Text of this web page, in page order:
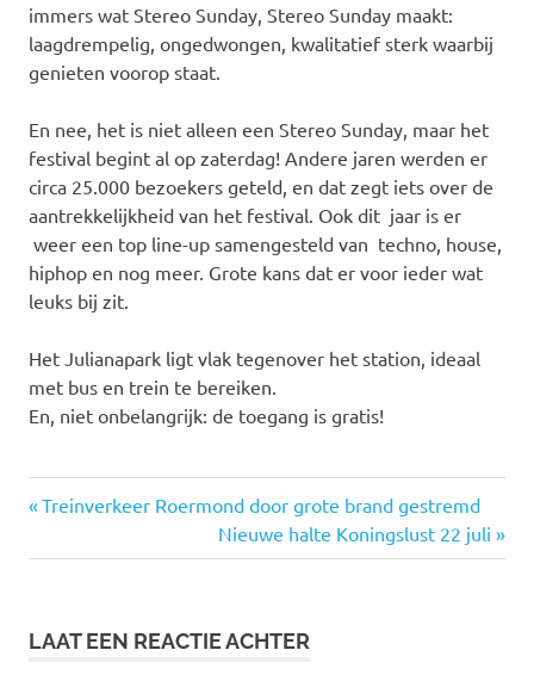
immers wat Stereo Sunday, Stereo Sunday maakt:
laagdrempelig, ongedwongen, kwalitatief sterk waarbij
genieten voorop staat.
En nee, het is niet alleen een Stereo Sunday, maar het
festival begint al op zaterdag! Andere jaren werden er
circa 25.000 bezoekers geteld, en dat zegt iets over de
aantrekkelijkheid van het festival. Ook dit jaar is er
weer een top line-up samengesteld van techno, house,
hiphop en nog meer. Grote kans dat er voor ieder wat
leuks bij zit.
Het Julianapark ligt vlak tegenover het station, ideaal
met bus en trein te bereiken.
En, niet onbelangrijk: de toegang is gratis!
Vorige
Treinverkeer Roermond door grote brand gestremd
Volgende
bericht:
Nieuwe halte Koningslust 22 juli
LAAT EEN REACTIE ACHTER